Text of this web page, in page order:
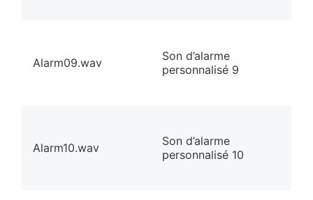
Alarm09.wav
Son d’alarme
personnalisé 9
Alarm10.wav
Son d’alarme
personnalisé 10